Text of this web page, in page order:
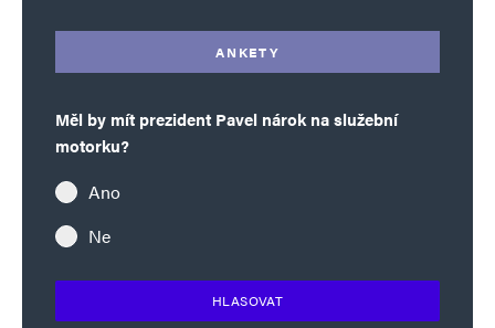
ANKETY
Měl by mít prezident Pavel nárok na služební
motorku?
Ano
Ne
HLASOVAT